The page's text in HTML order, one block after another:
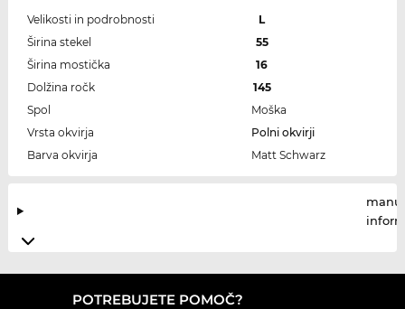
Velikosti in podrobnosti
L
Širina stekel
55
Širina mostička
16
Dolžina ročk
145
Spol
Moška
Vrsta okvirja
Polni okvirji
Barva okvirja
Matt Schwarz
POTREBUJETE POMOČ?